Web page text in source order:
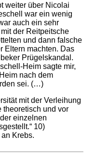
weiter über Nicolai
war ein wenig
auch ein sehr
der Reitpeitsche
und dann falsche
Eltern machten. Das
Prügelskandal.
Heim sagte mir,
nach dem
sei. (…)
mit der Verleihung
theoretisch und vor
einzelnen
10)
Krebs.